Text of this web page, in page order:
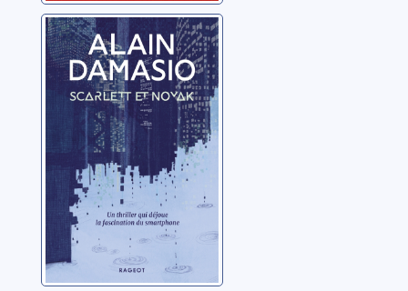
Scarlett et Novak
Damasio, Alain